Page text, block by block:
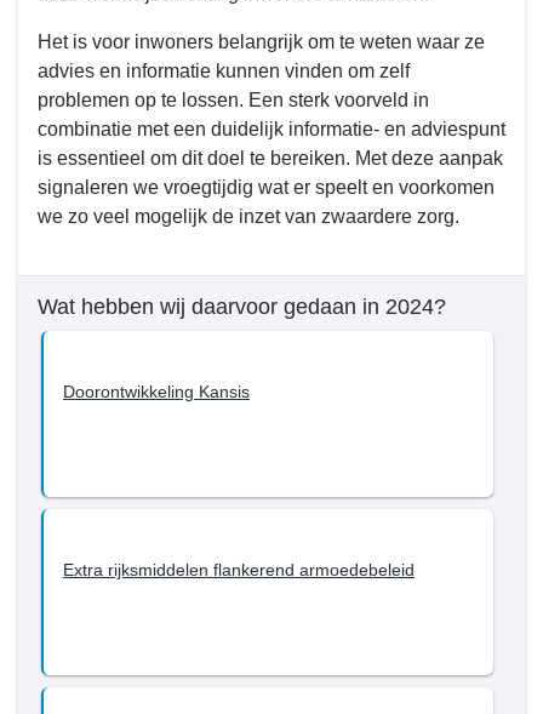
Het is voor inwoners belangrijk om te weten waar ze
advies en informatie kunnen vinden om zelf
problemen op te lossen. Een sterk voorveld in
combinatie met een duidelijk informatie- en adviespunt
is essentieel om dit doel te bereiken. Met deze aanpak
signaleren we vroegtijdig wat er speelt en voorkomen
we zo veel mogelijk de inzet van zwaardere zorg.
Wat hebben wij daarvoor gedaan in 2024?
Doorontwikkeling Kansis
Extra rijksmiddelen flankerend armoedebeleid